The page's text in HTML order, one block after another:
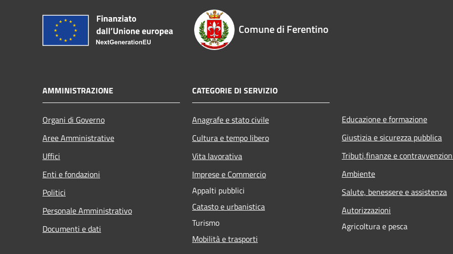
Comune di Ferentino
AMMINISTRAZIONE
Organi di Governo
Aree Amministrative
Uffici
Enti e fondazioni
Politici
Personale Amministrativo
Documenti e dati
CATEGORIE DI SERVIZIO
Anagrafe e stato civile
Cultura e tempo libero
Vita lavorativa
Imprese e Commercio
Appalti pubblici
Catasto e urbanistica
Turismo
Mobilità e trasporti
Educazione e formazione
Giustizia e sicurezza pubblica
Tributi,finanze e
Ambiente
Salute, benessere e assistenza
Autorizzazioni
Agricoltura e pesca